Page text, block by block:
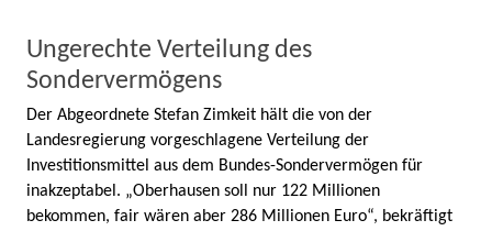
Ungerechte Verteilung des
Sondervermögens
Der Abgeordnete Stefan Zimkeit hält die von der
Landesregierung vorgeschlagene Verteilung der
Investitionsmittel aus dem Bundes-Sondervermögen für
inakzeptabel. „Oberhausen soll nur 122 Millionen
bekommen, fair wären aber 286 Millionen Euro“, bekräftigt